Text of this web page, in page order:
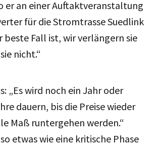
er an einer Auftaktveranstaltung
für die Stromtrasse Suedlink
beste Fall ist, wir verlängern sie
nicht.“
„Es wird noch ein Jahr oder
dauern, bis die Preise wieder
Maß runtergehen werden.“
etwas wie eine kritische Phase